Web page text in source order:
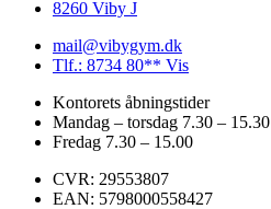
8260 Viby J
mail@vibygym.dk
Tlf.: 8734 80** Vis
Kontorets åbningstider
Mandag – torsdag 7.30 – 15.30
Fredag 7.30 – 15.00
CVR: 29553807
EAN: 5798000558427